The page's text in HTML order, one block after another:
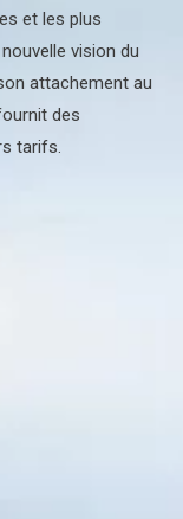
et les plus
vision du
attachement au
des
tarifs.